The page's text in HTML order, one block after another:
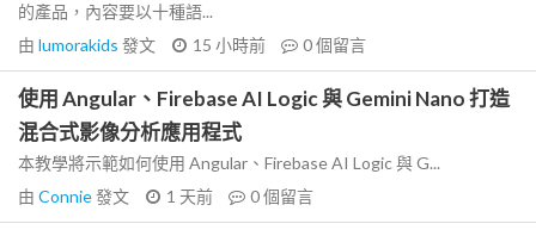
的產品，內容要以十種語...
由 lumorakids 發文 15 小時前 0個留言
使用 Angular、Firebase AI Logic 與 Gemini Nano 打造
混合式影像分析應用程式
本教學將示範如何使用 Angular、Firebase AI Logic 與 G...
由 Connie發文 1 天前 0個留言